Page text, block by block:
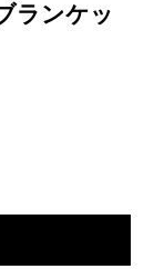
ランケッ